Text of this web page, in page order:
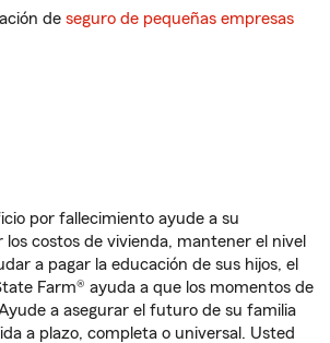
de seguro de pequeñas empresas
por fallecimiento ayude a su
los costos de vivienda, mantener el nivel
a pagar la educación de sus hijos, el
Farm® ayuda a que los momentos de
a asegurar el futuro de su familia
a plazo, completa o universal. Usted